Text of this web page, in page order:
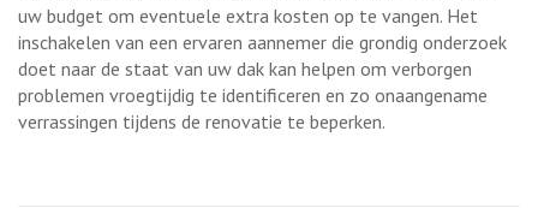
uw budget om eventuele extra kosten op te vangen. Het
inschakelen van een ervaren aannemer die grondig onderzoek
doet naar de staat van uw dak kan helpen om verborgen
problemen vroegtijdig te identificeren en zo onaangename
verrassingen tijdens de renovatie te beperken.